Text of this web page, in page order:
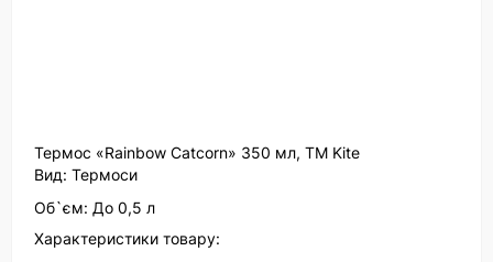
Термос «Rainbow Catcorn» 350 мл, TM Kite
Вид: Термоси
Об`єм: До 0,5 л
Характеристики товару: